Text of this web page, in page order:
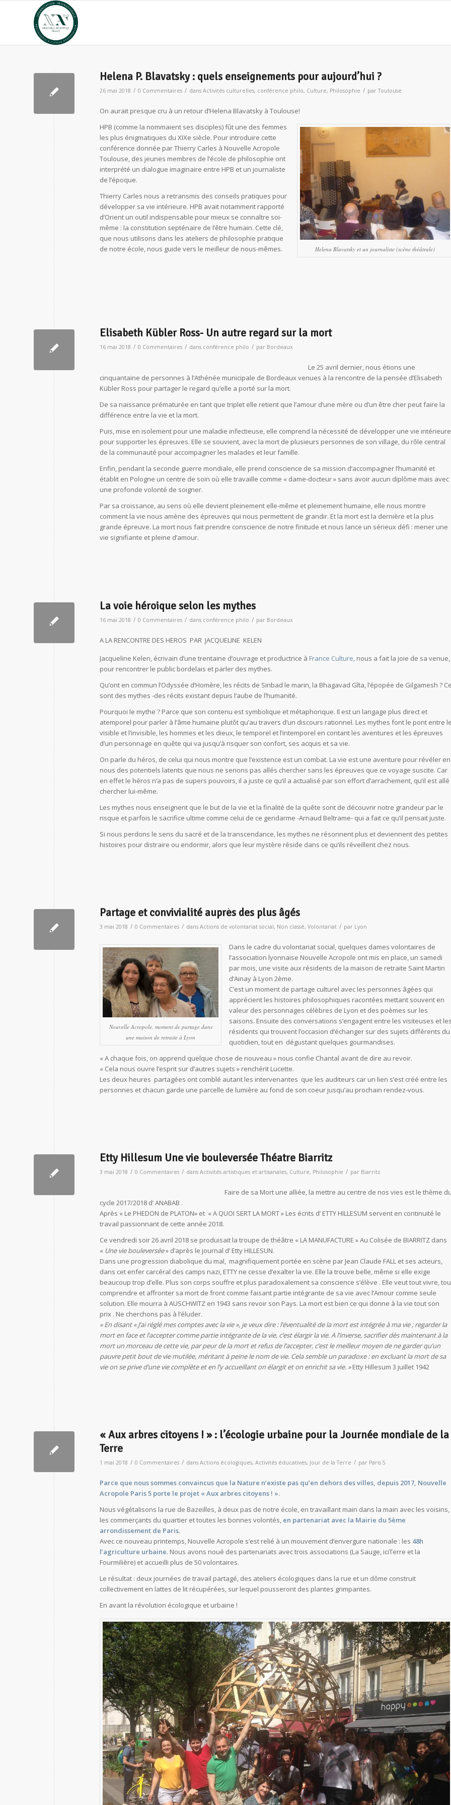
Helena P. Blavatsky : quels enseignements pour aujourd’hui ?
26 mai 2018 / 0 Commentaires / dans Activités culturelles, conférence philo, Culture, Philosophie / parToulouse
On aurait presque cru à un retour d’Helena Blavatsky à Toulouse!
Helena Blavatsky et un journaliste (scène théâtrale)
HPB (comme la nommaient ses disciples) fût une des femmes
les plus énigmatiques du XIXe siècle. Pour introduire cette
conférence donnée par Thierry Carles à Nouvelle Acropole
Toulouse, des jeunes membres de l’école de philosophie ont
interprété un dialogue imaginaire entre HPB et un journaliste
de l’époque.
Thierry Carles nous a retransmis des conseils pratiques pour
développer sa vie intérieure. HPB avait notamment rapporté
d’Orient un outil indispensable pour mieux se connaître soi-
même : la constitution septénaire de l’être humain. Cette clé,
que nous utilisons dans les ateliers de philosophie pratique
de notre école, nous guide vers le meilleur de nous-mêmes.
Elisabeth Kübler Ross- Un autre regard sur la mort
16 mai 2018 / 0 Commentaires / dans conférence philo / par Bordeaux
Le 25 avril dernier, nous étions une
cinquantaine de personnes à l’Athénée municipale de Bordeaux venues à la rencontre de la pensée d’Elisabeth
Kübler Ross pour partager le regard qu’elle a porté sur la mort.
De sa naissance prématurée en tant que triplet elle retient que l’amour d’une mère ou d’un être cher peut faire la
différence entre la vie et la mort.
Puis, mise en isolement pour une maladie infectieuse, elle comprend la nécessité de développer une vie intérieure
pour supporter les épreuves. Elle se souvient, avec la mort de plusieurs personnes de son village, du rôle central
de la communauté pour accompagner les malades et leur famille.
Enfin, pendant la seconde guerre mondiale, elle prend conscience de sa mission d’accompagner l’humanité et
établit en Pologne un centre de soin où elle travaille comme « dame-docteur » sans avoir aucun diplôme mais avec
une profonde volonté de soigner.
Par sa croissance, au sens où elle devient pleinement elle-même et pleinement humaine, elle nous montre
comment la vie nous amène des épreuves qui nous permettent de grandir. Et la mort est la dernière et la plus
grande épreuve. La mort nous fait prendre conscience de notre finitude et nous lance un sérieux défi : mener une
vie signifiante et pleine d’amour.
La voie héroique selon les mythes
16 mai 2018 / 0 Commentaires / dans conférence philo / par Bordeaux
A LA RENCONTRE DES HEROS PAR JACQUELINE KELEN
Jacqueline Kelen, écrivain d’une trentaine d’ouvrage et productrice à France Culture, nous a fait la joie de sa venue,
pour rencontrer le public bordelais et parler des mythes.
Qu’ont en commun l’Odyssée d’Homère, les récits de Sinbad le marin, la Bhagavad Gîta, l’épopée de Gilgamesh ?
sont des mythes -des récits existant depuis l’aube de l’humanité.
Pourquoi le mythe ? Parce que son contenu est symbolique et métaphorique. Il est un langage plus direct et
atemporel pour parler à l’âme humaine plutôt qu’au travers d’un discours rationnel. Les mythes font le pont entre
visible et l’invisible, les hommes et les dieux, le temporel et l’intemporel en contant les aventures et les épreuves
d’un personnage en quête qui va jusqu’à risquer son confort, ses acquis et sa vie.
On parle du héros, de celui qui nous montre que l’existence est un combat. La vie est une aventure pour révéler en
nous des potentiels latents que nous ne serions pas allés chercher sans les épreuves que ce voyage suscite. Car
en effet le héros n’a pas de supers pouvoirs, il a juste ce qu’il a actualisé par son effort d’arrachement, qu’il est allé
chercher lui-même.
Les mythes nous enseignent que le but de la vie et la finalité de la quête sont de découvrir notre grandeur par le
risque et parfois le sacrifice ultime comme celui de ce gendarme -Arnaud Beltrame- qui a fait ce qu’il pensait juste.
Si nous perdons le sens du sacré et de la transcendance, les mythes ne résonnent plus et deviennent des petites
histoires pour distraire ou endormir, alors que leur mystère réside dans ce qu’ils réveillent chez nous.
Partage et convivialité auprès des plus âgés
3 mai 2018 / 0 Commentaires / dans Actions de volontariat social, Non classé, Volontariat / par Lyon
Nouvelle Acropole, moment de partage dans
une maison de retraite à Lyon
Dans le cadre du volontariat social, quelques dames volontaires de
l’association lyonnaise Nouvelle Acropole ont mis en place, un samedi
par mois, une visite aux résidents de la maison de retraite Saint Martin
d’Ainay à Lyon 2ème.
C’est un moment de partage culturel avec les personnes âgées qui
apprécient les histoires philosophiques racontées mettant souvent en
valeur des personnages célèbres de Lyon et des poèmes sur les
saisons. Ensuite des conversations s’engagent entre les visiteuses et
résidents qui trouvent l’occasion d’échanger sur des sujets différents du
quotidien, tout en dégustant quelques gourmandises.
« A chaque fois, on apprend quelque chose de nouveau » nous confie Chantal avant de dire au revoir.
« Cela nous ouvre l’esprit sur d’autres sujets » renchérit Lucette.
Les deux heures partagées ont comblé autant les intervenantes que les auditeurs car un lien s’est créé entre les
personnes et chacun garde une parcelle de lumière au fond de son coeur jusqu’au prochain rendez-vous.
Etty Hillesum Une vie bouleversée Théatre Biarritz
3 mai 2018 / 0 Commentaires / dans Activités artistiques et artisanales, Culture, Philosophie / par Biarritz
Faire de sa Mort une alliée, la mettre au centre de nos vies est le thème
cycle 2017/2018 d’ ANABAB .
Après « Le PHEDON de PLATON» et « A QUOI SERT LA MORT » Les écrits d’ ETTY HILLESUM servent en continuité le
travail passionnant de cette année 2018.
Ce vendredi soir 26 avril 2018 se produisait la troupe de théâtre « LA MANUFACTURE » Au Colisée de BIARRITZ dans
« Une vie bouleversée» d’après le journal d’ Etty HILLESUN.
Dans une progression diabolique du mal, magnifiquement portée en scène par Jean Claude FALL et ses acteurs,
dans cet enfer carcéral des camps nazi, ETTY ne cesse d’exalter la vie. Elle la trouve belle, même si elle exige
beaucoup trop d’elle. Plus son corps souffre et plus paradoxalement sa conscience s’élève . Elle veut tout vivre,
comprendre et affronter sa mort de front comme faisant partie intégrante de sa vie avec l’Amour comme seule
solution. Elle mourra à AUSCHWITZ en 1943 sans revoir son Pays. La mort est bien ce qui donne à la vie tout son
prix . Ne cherchons pas à l’éluder.
« En disant « J’ai réglé mes comptes avec la vie », je veux dire : l’éventualité de la mort est intégrée à ma vie ; regarder la
mort en face et l’accepter comme partie intégrante de la vie, c’est élargir la vie. A l’inverse, sacrifier dès maintenant à la
mort un morceau de cette vie, par peur de la mort et refus de l’accepter, c’est le meilleur moyen de ne garder qu’un
pauvre petit bout de vie mutilée, méritant à peine le nom de vie. Cela semble un paradoxe : en excluant la mort de sa
vie on se prive d’une vie complète et en l’y accueillant on élargit et on enrichit sa vie. »Etty Hillesum 3 juillet 1942
« Aux arbres citoyens ! » : l’écologie urbaine pour la Journée mondiale de la
Terre
1 mai 2018 / 0 Commentaires / dans Actions écologiques, Activités éducatives, Jour de la Terre / par Paris 5
Parce que nous sommes convaincus que la Nature n’existe pas qu’en dehors des villes, depuis 2017, Nouvelle
Acropole Paris 5 porte le projet « Aux arbres citoyens ! ».
Nous végétalisons la rue de Bazeilles, à deux pas de notre école, en travaillant main dans la main avec les voisins,
les commerçants du quartier et toutes les bonnes volontés, en partenariat avec la Mairie du 5ème
arrondissement de Paris.
Avec ce nouveau printemps, Nouvelle Acropole s’est relié à un mouvement d’envergure nationale : les 48h
l’agriculture urbaine. Nous avons noué des partenariats avec trois associations (La Sauge, iciTerre et la
Fourmilière) et accueilli plus de 50 volontaires.
Le résultat : deux journées de travail partagé, des ateliers écologiques dans la rue et un dôme construit
collectivement en lattes de lit récupérées, sur lequel pousseront des plantes grimpantes.
En avant la révolution écologique et urbaine !